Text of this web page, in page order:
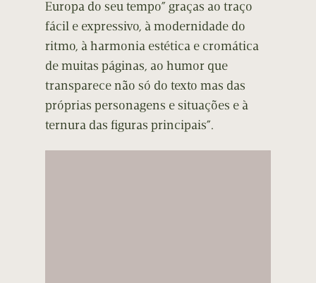
Europa do seu tempo” graças ao traço
fácil e expressivo, à modernidade do
ritmo, à harmonia estética e cromática
de muitas páginas, ao humor que
transparece não só do texto mas das
próprias personagens e situações e à
ternura das figuras principais”.